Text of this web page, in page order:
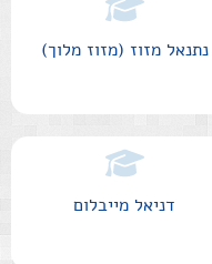
נתנאל מזוז (מזוז מלוך)
דניאל מייבלום